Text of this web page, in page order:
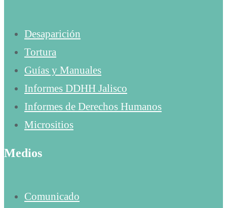
Desaparición
Tortura
Guías y Manuales
Informes DDHH Jalisco
Informes de Derechos Humanos
Micrositios
Medios
Comunicado